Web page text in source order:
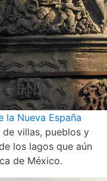
la Nueva España
de villas, pueblos y
los lagos que aún
de México.